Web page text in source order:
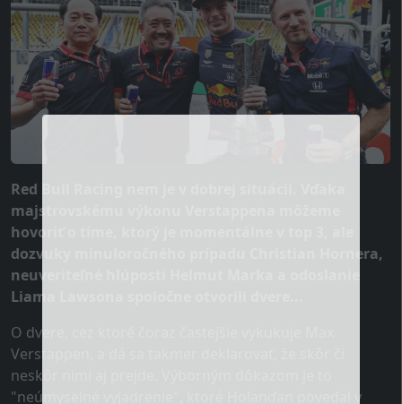
Red Bull Racing nem je v dobrej situácii. Vďaka
majstrovskému výkonu Verstappena môžeme
hovoriť o tíme, ktorý je momentálne v top 3, ale
dozvuky minuloročného prípadu Christian Hornera,
neuveriteľné hlúposti Helmut Marka a odoslanie
Liama Lawsona spoločne otvorili dvere...
O dvere, cez ktoré čoraz častejšie vykukuje Max
Verstappen, a dá sa takmer deklarovať, že skôr či
neskôr nimi aj prejde. Výborným dôkazom je to
"neúmyselné vyjadrenie", ktoré Holanďan povedal v